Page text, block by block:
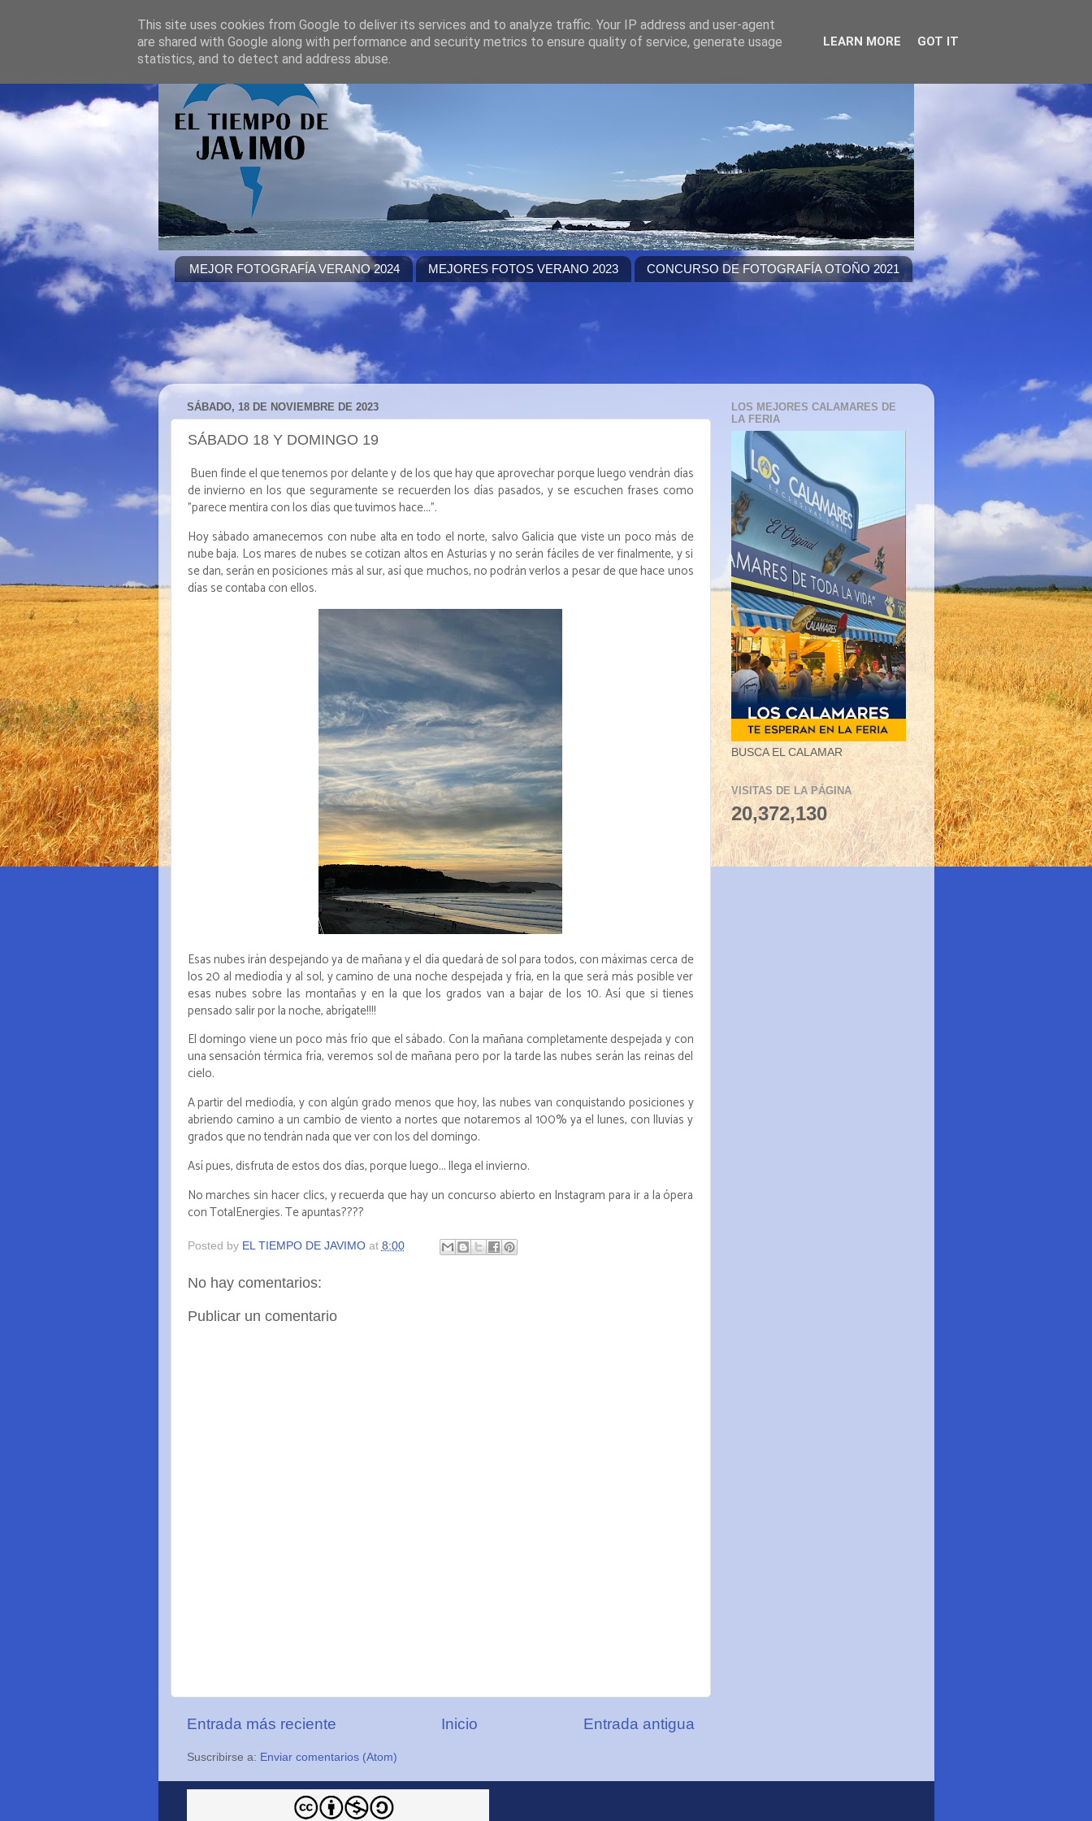
MEJOR FOTOGRAFÍA VERANO 2024 MEJORES FOTOS VERANO 2023 CONCURSO DE FOTOGRAFÍA OTOÑO 2021
SÁBADO, 18 DE NOVIEMBRE DE 2023
SÁBADO 18 Y DOMINGO 19
Buen finde el que tenemos por delante y de los que hay que aprovechar porque luego vendrán días
de invierno en los que seguramente se recuerden los días pasados, y se escuchen frases como
"parece mentira con los días que tuvimos hace...".
Hoy sábado amanecemos con nube alta en todo el norte, salvo Galicia que viste un poco más de
nube baja. Los mares de nubes se cotizan altos en Asturias y no serán fáciles de ver finalmente, y si
se dan, serán en posiciones más al sur, así que muchos, no podrán verlos a pesar de que hace unos
días se contaba con ellos.
Esas nubes irán despejando ya de mañana y el día quedará de sol para todos, con máximas cerca de
los 20 al mediodía y al sol, y camino de una noche despejada y fría, en la que será más posible ver
esas nubes sobre las montañas y en la que los grados van a bajar de los 10. Así que si tienes
pensado salir por la noche, abrígate!!!!
El domingo viene un poco más frío que el sábado. Con la mañana completamente despejada y con
una sensación térmica fría, veremos sol de mañana pero por la tarde las nubes serán las reinas del
cielo.
A partir del mediodía, y con algún grado menos que hoy, las nubes van conquistando posiciones y
abriendo camino a un cambio de viento a nortes que notaremos al 100% ya el lunes, con lluvias y
grados que no tendrán nada que ver con los del domingo.
Así pues, disfruta de estos dos días, porque luego... llega el invierno.
No marches sin hacer clics, y recuerda que hay un concurso abierto en Instagram para ir a la ópera
con TotalEnergies. Te apuntas????
Posted by EL TIEMPO DE JAVIMO at 8:00
No hay comentarios:
Publicar un comentario
Entrada más reciente Entrada antigua
Inicio
Suscribirse a: Enviar comentarios (Atom)
LOS MEJORES CALAMARES DE
LA FERIA
BUSCA EL CALAMAR
VISITAS DE LA PÁGINA
20,372,130
This site uses cookies from Google to deliver its services and to analyze traffic. Your IP address and user-agent
are shared with Google along with performance and security metrics to ensure quality of service, generate usage
statistics, and to detect and address abuse.
LEARN MORE GOT IT